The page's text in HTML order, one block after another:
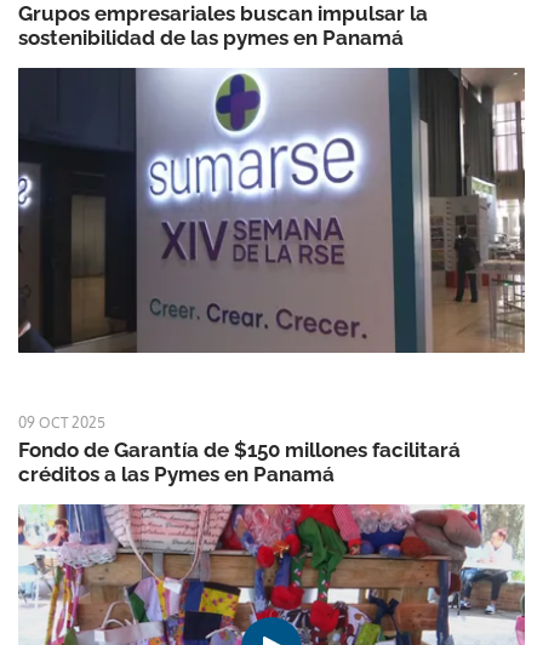
Grupos empresariales buscan impulsar la
sostenibilidad de las pymes en Panamá
09 OCT 2025
Fondo de Garantía de $150 millones facilitará
créditos a las Pymes en Panamá